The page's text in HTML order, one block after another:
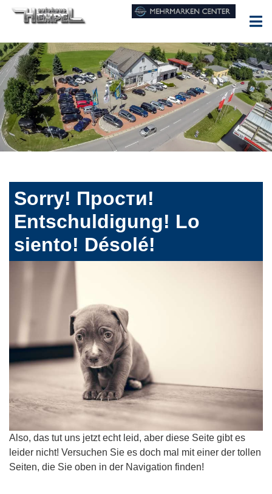
Sorry! Прости!
Entschuldigung! Lo
siento! Désolé!
Also, das tut uns jetzt echt leid, aber diese Seite gibt es
leider nicht! Versuchen Sie es doch mal mit einer der tollen
Seiten, die Sie oben in der Navigation finden!